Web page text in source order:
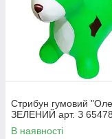
Стрибун гумовий
ЗЕЛЕНИЙ арт. З 65478
В наявності